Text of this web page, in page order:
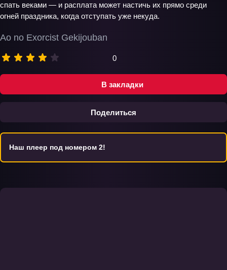
В закладки
Поделиться
Ao no Exorcist Gekijouban
0
спать веками — и расплата может настичь их прямо среди
огней праздника, когда отступать уже некуда.
Наш плеер под номером 2!